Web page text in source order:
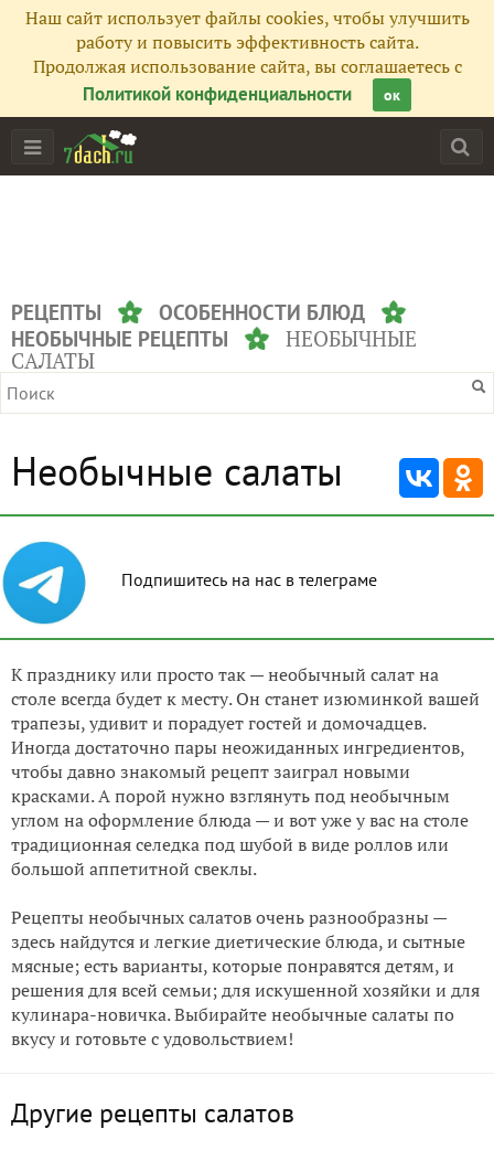
Наш сайт использует файлы cookies, чтобы улучшить
работу и повысить эффективность сайта.
Продолжая использование сайта, вы соглашаетесь с
Политикой конфиденциальности
ок
РЕЦЕПТЫ
ОСОБЕННОСТИ БЛЮД
НЕОБЫЧНЫЕ РЕЦЕПТЫ
НЕОБЫЧНЫЕ
САЛАТЫ
Необычные салаты
Подпишитесь на нас в телеграме
К празднику или просто так — необычный салат на
столе всегда будет к месту. Он станет изюминкой вашей
трапезы, удивит и порадует гостей и домочадцев.
Иногда достаточно пары неожиданных ингредиентов,
чтобы давно знакомый рецепт заиграл новыми
красками. А порой нужно взглянуть под необычным
углом на оформление блюда — и вот уже у вас на столе
традиционная селедка под шубой в виде роллов или
большой аппетитной свеклы.
Рецепты необычных салатов очень разнообразны —
здесь найдутся и легкие диетические блюда, и сытные
мясные; есть варианты, которые понравятся детям, и
решения для всей семьи; для искушенной хозяйки и для
кулинара-новичка. Выбирайте необычные салаты по
вкусу и готовьте с удовольствием!
Другие рецепты салатов